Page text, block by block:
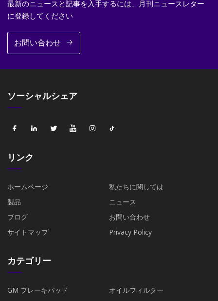
最新のニュースと記事を入手するには、月刊ニュースレター
に登録してください
お問い合わせ
ソーシャルシェア
リンク
ホームページ
私たちに関しては
製品
ニュース
ブログ
お問い合わせ
サイトマップ
Privacy Policy
カテゴリー
GM ブレーキパッド
オイルフィルター